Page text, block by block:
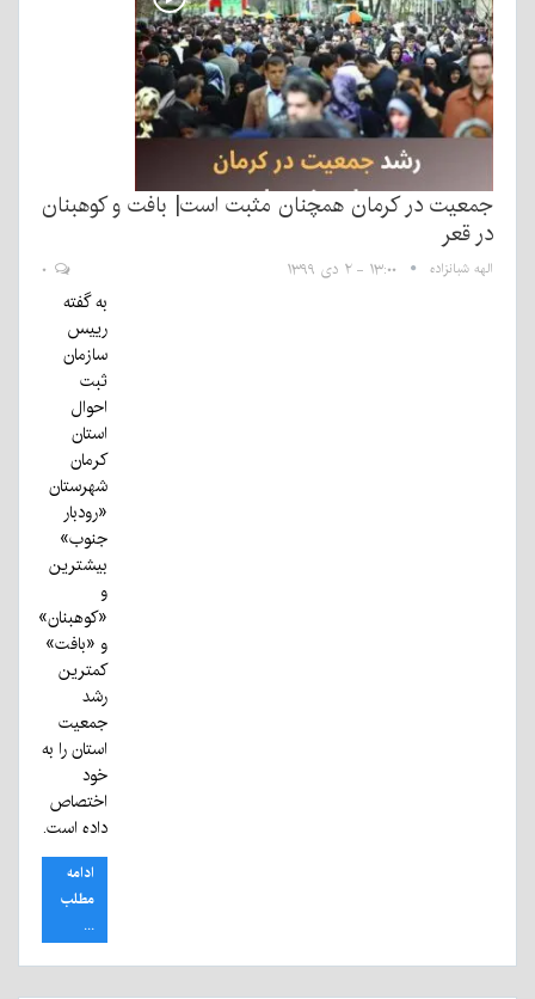
جمعیت در کرمان همچنان مثبت است| بافت و کوهبنان
در قعر
الهه شبانزاده ۱۳:۰۰ - ۲ دی ۱۳۹۹
به گفته
رییس
سازمان
ثبت
احوال
استان
کرمان
شهرستان
«رودبار
جنوب»
بیشترین
و
«کوهبنان»
و «بافت»
کمترین
رشد
جمعیت
استان را به
خود
اختصاص
داده است.
ادامه
مطلب
...